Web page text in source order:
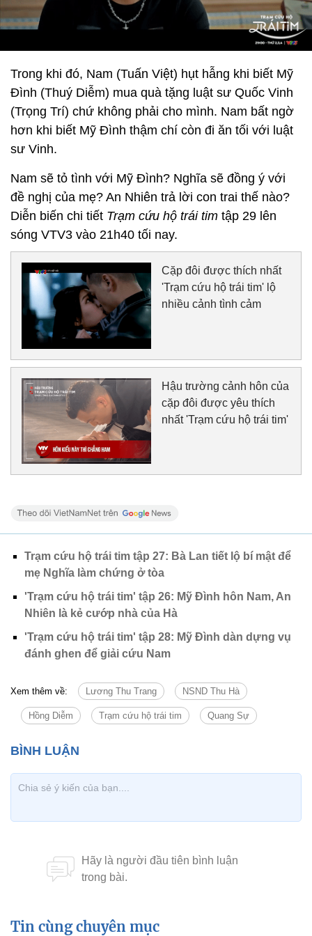
Trong khi đó, Nam (Tuấn Việt) hụt hẫng khi biết Mỹ
Đình (Thuý Diễm) mua quà tặng luật sư Quốc Vinh
(Trọng Trí) chứ không phải cho mình. Nam bất ngờ
hơn khi biết Mỹ Đình thậm chí còn đi ăn tối với luật
sư Vinh.
Nam sẽ tỏ tình với Mỹ Đình? Nghĩa sẽ đồng ý với
đề nghị của mẹ? An Nhiên trả lời con trai thế nào?
Diễn biến chi tiết Trạm cứu hộ trái tim tập 29 lên
sóng VTV3 vào 21h40 tối nay.
Cặp đôi được thích nhất
'Trạm cứu hộ trái tim' lộ
nhiều cảnh tình cảm
Hậu trường cảnh hôn của
cặp đôi được yêu thích
nhất 'Trạm cứu hộ trái tim'
Trạm cứu hộ trái tim tập 27: Bà Lan tiết lộ bí mật để
mẹ Nghĩa làm chứng ở tòa
'Trạm cứu hộ trái tim' tập 26: Mỹ Đình hôn Nam, An
Nhiên là kẻ cướp nhà của Hà
'Trạm cứu hộ trái tim' tập 28: Mỹ Đình dàn dựng vụ
đánh ghen để giải cứu Nam
Xem thêm về: Lương Thu Trang NSND Thu Hà
Hồng Diễm Trạm cứu hộ trái tim Quang Sự
Tin cùng chuyên mục